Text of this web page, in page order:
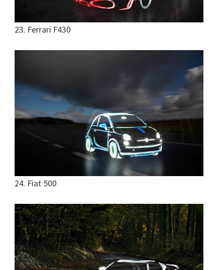
23. Ferrari F430
24. Fiat 500